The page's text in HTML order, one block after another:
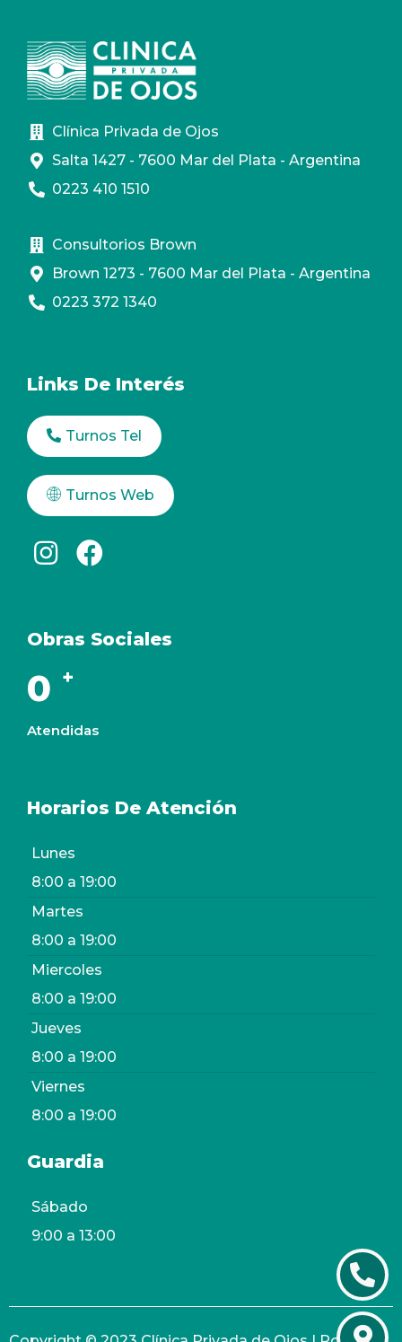
Clínica Privada de Ojos
Salta 1427 - 7600 Mar del Plata - Argentina
0223 410 1510
Consultorios Brown
Brown 1273 - 7600 Mar del Plata - Argentina
0223 372 1340
Links De Interés
Turnos Tel
Turnos Web
Obras Sociales
0 +
Atendidas
Horarios De Atención
Lunes
8:00 a 19:00
Martes
8:00 a 19:00
Miercoles
8:00 a 19:00
Jueves
8:00 a 19:00
Viernes
8:00 a 19:00
Guardia
Sábado
9:00 a 13:00